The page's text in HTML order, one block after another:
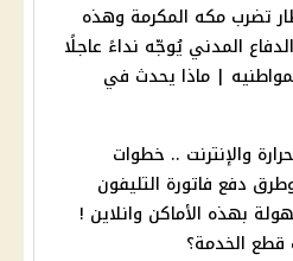
تضرب مكه المكرمة وهذه
المدني يُوجّه نداءً عاجلًا
| ماذا يحدث في
والإنترنت .. خطوات
دفع فاتورة التليفون
بهذه الأماكن وانلاين !
الخدمة؟